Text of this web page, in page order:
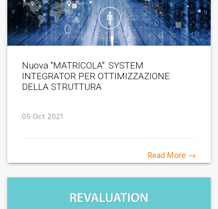
Nuova "MATRICOLA": SYSTEM
INTEGRATOR PER OTTIMIZZAZIONE
DELLA STRUTTURA
05 Oct 2021
Read More →